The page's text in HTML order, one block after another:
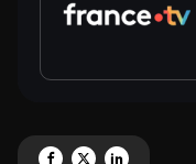
Partagez 'Édito –
Partagez 'Édito –
Partagez